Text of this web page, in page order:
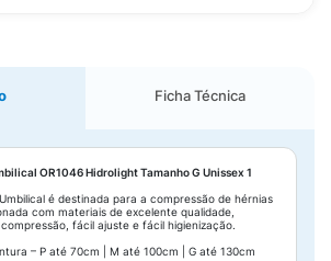
Ficha Técnica
OR1046 Hidrolight Tamanho G Unissex 1
é destinada para a compressão de hérnias
com materiais de excelente qualidade,
fácil ajuste e fácil higienização.
– P até 70cm | M até 100cm | G até 130cm